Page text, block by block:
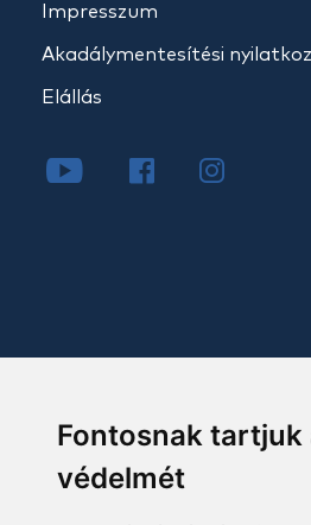
Fontosnak tartjuk
védelmét
Impresszum
Akadálymentesítési
Elállás